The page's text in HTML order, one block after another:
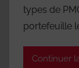
types de
portefeuille
Continuer